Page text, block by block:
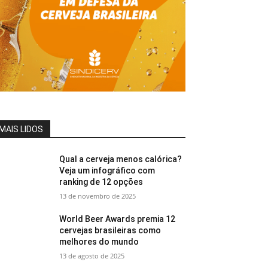
LIDOS
Qual a cerveja menos calórica?
Veja um infográfico com
ranking de 12 opções
13 de novembro de 2025
World Beer Awards premia 12
cervejas brasileiras como
melhores do mundo
13 de agosto de 2025